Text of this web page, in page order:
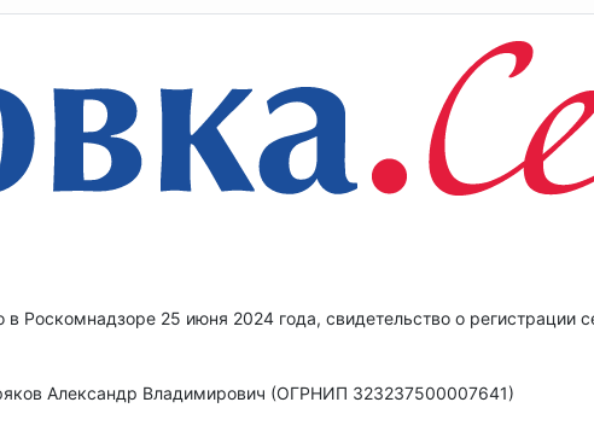
в Роскомнадзоре 25 июня 2024 года, свидетельство о
Александр Владимирович (ОГРНИП 323237500007641)